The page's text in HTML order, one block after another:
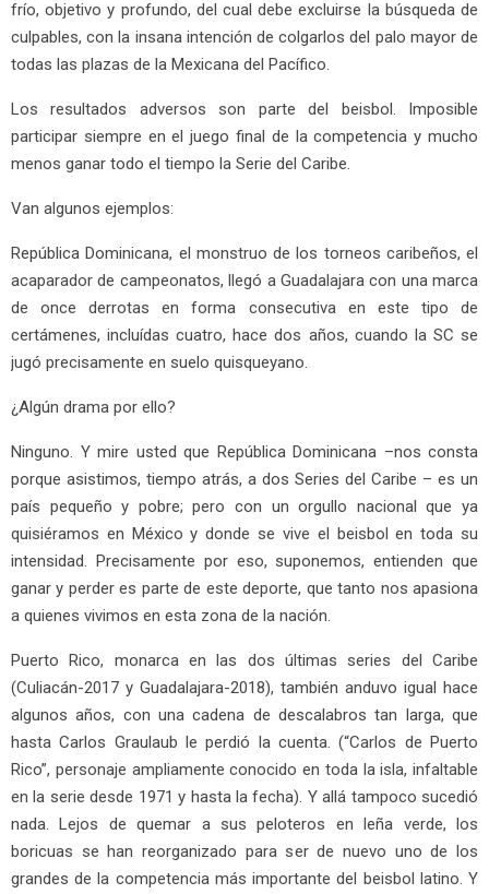
frío, objetivo y profundo, del cual debe excluirse la búsqueda de
culpables, con la insana intención de colgarlos del palo mayor de
todas las plazas de la Mexicana del Pacífico.
Los resultados adversos son parte del beisbol. Imposible
participar siempre en el juego final de la competencia y mucho
menos ganar todo el tiempo la Serie del Caribe.
Van algunos ejemplos:
República Dominicana, el monstruo de los torneos caribeños, el
acaparador de campeonatos, llegó a Guadalajara con una marca
de once derrotas en forma consecutiva en este tipo de
certámenes, incluídas cuatro, hace dos años, cuando la SC se
jugó precisamente en suelo quisqueyano.
¿Algún drama por ello?
Ninguno. Y mire usted que República Dominicana –nos consta
porque asistimos, tiempo atrás, a dos Series del Caribe – es un
país pequeño y pobre; pero con un orgullo nacional que ya
quisiéramos en México y donde se vive el beisbol en toda su
intensidad. Precisamente por eso, suponemos, entienden que
ganar y perder es parte de este deporte, que tanto nos apasiona
a quienes vivimos en esta zona de la nación.
Puerto Rico, monarca en las dos últimas series del Caribe
(Culiacán-2017 y Guadalajara-2018), también anduvo igual hace
algunos años, con una cadena de descalabros tan larga, que
hasta Carlos Graulaub le perdió la cuenta. (“Carlos de Puerto
Rico”, personaje ampliamente conocido en toda la isla, infaltable
en la serie desde 1971 y hasta la fecha). Y allá tampoco sucedió
nada. Lejos de quemar a sus peloteros en leña verde, los
boricuas se han reorganizado para ser de nuevo uno de los
grandes de la competencia más importante del beisbol latino. Y